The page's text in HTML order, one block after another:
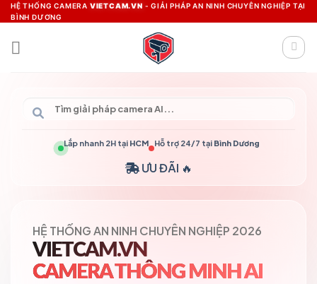
Skip
to
content
HỆ THỐNG CAMERA VIETCAM.VN - GIẢI PHÁP AN NINH CHUYÊN NGHIỆP TẠI
BÌNH DƯƠNG
Lắp nhanh 2H tại HCM Hỗ trợ 24/7 tại Bình Dương
ƯU ĐÃI 🔥
HỆ THỐNG AN NINH CHUYÊN NGHIỆP 2026
VIETCAM.VN
CAMERA THÔNG MINH AI